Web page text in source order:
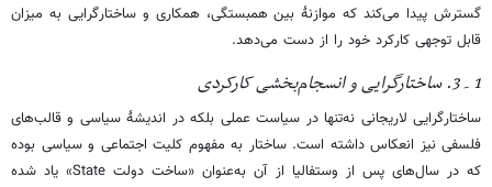
گسترش پیدا می‌کند که موازنۀ بین همبستگی، همکاری و ساختارگرایی به میزان
قابل توجهی کارکرد خود را از دست می‌دهد.
1۔3. ساختارگرایی و انسجام‌بخشی کارکردی
ساختارگرایی لاریجانی ‌نه‌تنها در سیاست عملی بلکه در اندیشۀ سیاسی و قالب‌های
فلسفی نیز انعکاس داشته است. ساختار به مفهوم کلیت اجتماعی و سیاسی بوده
که در سال‌های پس از وستفالیا از آن به‌عنوان «ساخت دولت State» یاد شده